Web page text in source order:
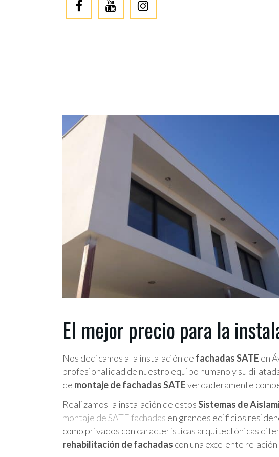
El mejor precio para la
Nos dedicamos a la instalación de fachadas SATE en
profesionalidad de nuestro equipo humano y su
de montaje de fachadas SATEverdaderamente
Realizamos la instalación de estosSistemas de
montaje de SATE fachadas en grandes edificios
como privados con características arquitectónicas
rehabilitación de fachadas con una excelente